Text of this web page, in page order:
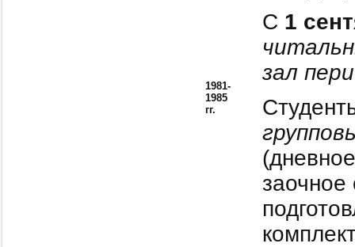
1981-
1985
гг.
С 1
зал
заочное